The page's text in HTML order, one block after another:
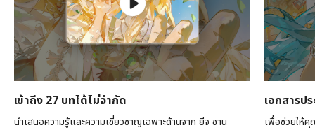
เข้าถึง 27 บทได้ไม่จำกัด
นำเสนอความรู้และความเชี่ยวชาญเฉพาะด้านจาก ยีจ ชาน
เอกสารป
เพื่อช่วยให้